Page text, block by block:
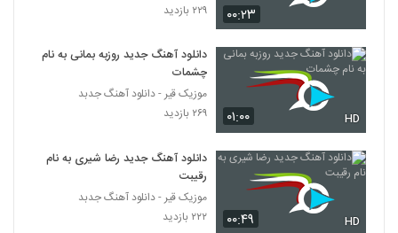
۰۰:۲۳
۲۲۹ بازدید
۰۱:۰۰ HD
دانلود آهنگ جدید روزبه بمانی به نام
چشمات
موزیک قیر - دانلود آهنگ جدبد
۲۶۹ بازدید
۰۰:۴۹ HD
دانلود آهنگ جدید رضا شیری به نام
رقیبت
موزیک قیر - دانلود آهنگ جدبد
۲۲۲ بازدید